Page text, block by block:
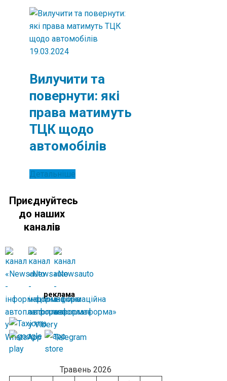
19.03.2024
Вилучити та
повернути: які
права матимуть
ТЦК щодо
автомобілів
Детальніше
Приєднуйтесь
до наших
каналів
реклама
Травень 2026